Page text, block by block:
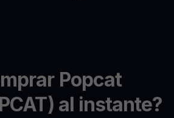
Popcat
al instante?